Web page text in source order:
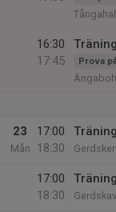
16:30
17:45
Prova
23
Mån
17:00
18:30
Träning
17:00
18:30
Träning